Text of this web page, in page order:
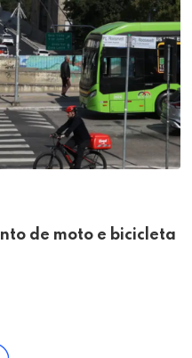
de moto e bicicleta